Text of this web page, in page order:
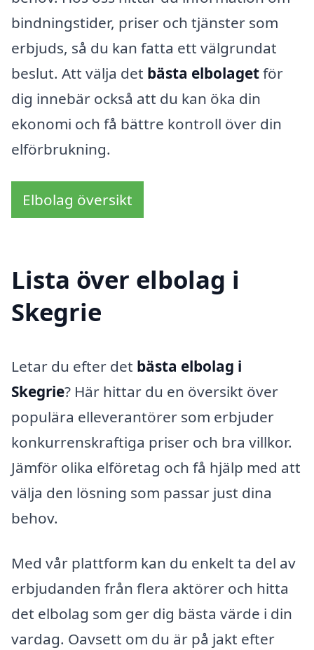
bindningstider, priser och tjänster som
erbjuds, så du kan fatta ett välgrundat
beslut. Att välja det bästa elbolagetför
dig innebär också att du kan öka din
ekonomi och få bättre kontroll över din
elförbrukning.
Elbolag översikt
Lista över elbolag i
Skegrie
Letar du efter det bästa elbolag i
Skegrie? Här hittar du en översikt över
populära elleverantörer som erbjuder
konkurrenskraftiga priser och bra villkor.
Jämför olika elföretag och få hjälp med att
välja den lösning som passar just dina
behov.
Med vår plattform kan du enkelt ta del av
erbjudanden från flera aktörer och hitta
det elbolag som ger dig bästa värde i din
vardag. Oavsett om du är på jakt efter